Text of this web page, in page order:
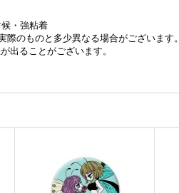
・強粘着
のものと多少異なる場合がございます。
出ることがございます。